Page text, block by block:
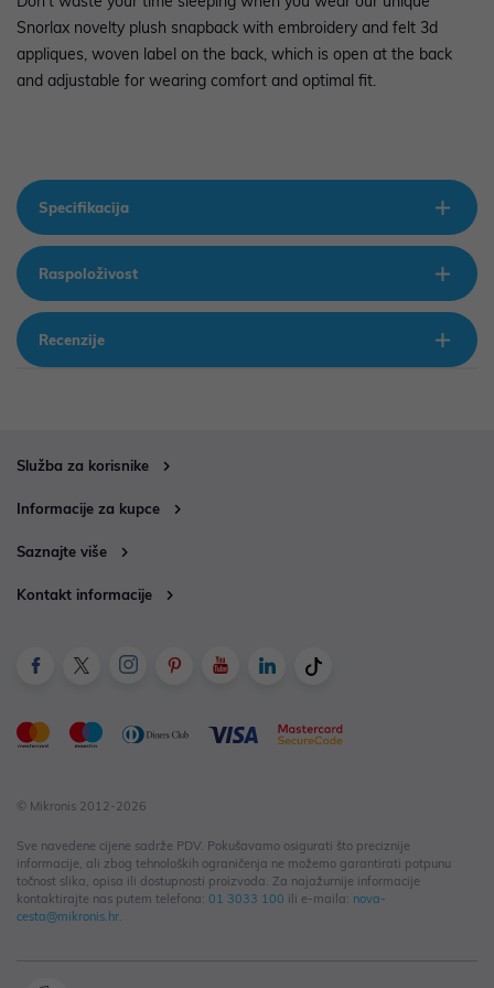
Snorlax novelty plush snapback with embroidery and felt 3d
appliques, woven label on the back, which is open at the back
and adjustable for wearing comfort and optimal fit.
Specifikacija
Raspoloživost
Recenzije
Služba za korisnike
Informacije za kupce
Saznajte više
Kontakt informacije
© Mikronis 2012-2026
Sve navedene cijene sadrže PDV. Pokušavamo osigurati što preciznije
informacije, ali zbog tehnoloških ograničenja ne možemo garantirati potpunu
točnost slika, opisa ili dostupnosti proizvoda. Za najažurnije informacije
kontaktirajte nas putem telefona: 01 3033 100 ili e-maila: nova-
cesta@mikronis.hr.